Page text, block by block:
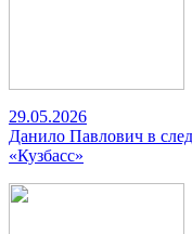
29.05.2026
Данило Павлович в
«Кузбасс»